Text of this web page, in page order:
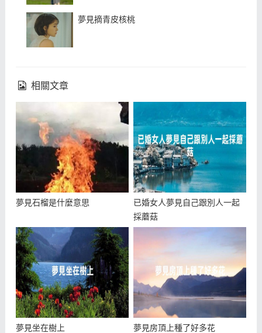
夢見摘青皮核桃
相關文章
夢見石榴是什麼意思
已婚女人夢見自己跟別人一起
採蘑菇
夢見坐在樹上 夢見房頂上種了好多花